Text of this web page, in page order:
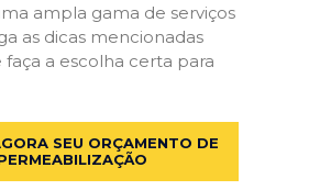
ampla gama de serviços
as dicas mencionadas
a escolha certa para
SEU ORÇAMENTO DE